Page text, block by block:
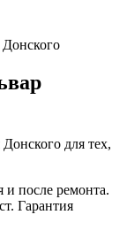
для тех,
после ремонта.
Гарантия